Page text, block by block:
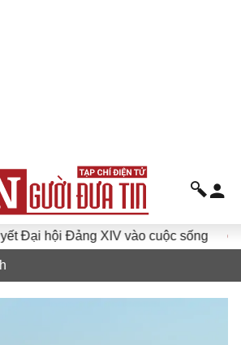
Đảng XIV vào cuộc sống Hướng